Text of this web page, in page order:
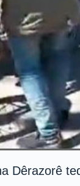
Dêrazorê